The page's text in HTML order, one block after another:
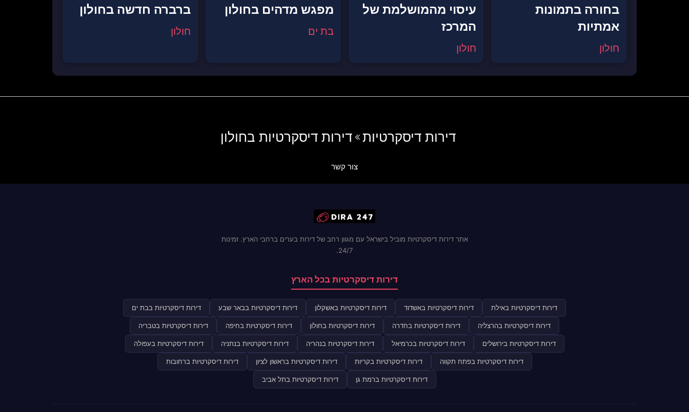
בחורה בתמונות
אמתיות
חולון
עיסוי מהמושלמת של
המרכז
חולון
מפגש מדהים בחולון
בת ים
ברברה חדשה בחולון
חולון
דירות דיסקרטיות דירות דיסקרטיות בחולון
צור קשר
אתר דירות דיסקרטיות מוביל בישראל עם מגוון רחב של דירות בערים ברחבי הארץ. זמינות
24/7.
דירות דיסקרטיות בכל הארץ
דירות דיסקרטיות באילת דירות דיסקרטיות באשדוד דירות דיסקרטיות באשקלון דירות דיסקרטיות בבאר שבע דירות דיסקרטיות בבת ים
דירות דיסקרטיות בהרצליה דירות דיסקרטיות בחדרה דירות דיסקרטיות בחולון דירות דיסקרטיות בחיפה דירות דיסקרטיות בטבריה
דירות דיסקרטיות בירושלים דירות דיסקרטיות בכרמיאל דירות דיסקרטיות בנהריה דירות דיסקרטיות בנתניה דירות דיסקרטיות בעפולה
דירות דיסקרטיות בפתח תקווה דירות דיסקרטיות בקריות דירות דיסקרטיות בראשון לציון דירות דיסקרטיות ברחובות
דירות דיסקרטיות ברמת גן דירות דיסקרטיות בתל אביב